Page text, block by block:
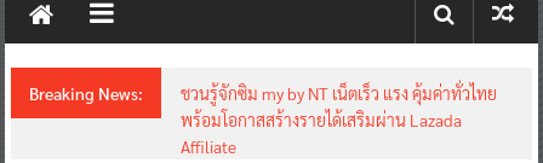
New
Breaking News:
ชวนรู้จักซิม my by NT เน็ตเร็ว แรง คุ้มค่าทั่วไทย
พร้อมโอกาสสร้างรายได้เสริมผ่าน Lazada
Affiliate